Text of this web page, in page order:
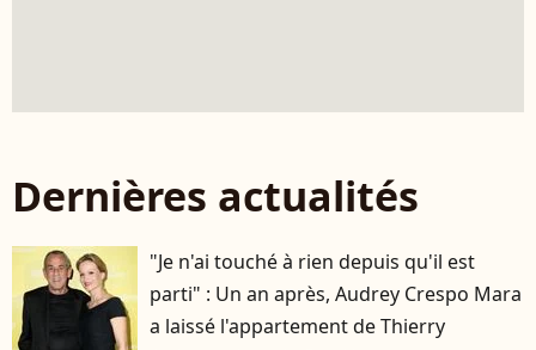
Dernières actualités
"Je n'ai touché à rien depuis qu'il est
parti" : Un an après, Audrey Crespo Mara
a laissé l'appartement de Thierry